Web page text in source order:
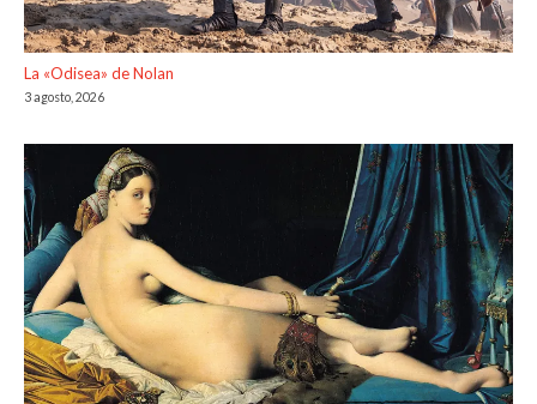
La «Odisea» de Nolan
3 agosto, 2026